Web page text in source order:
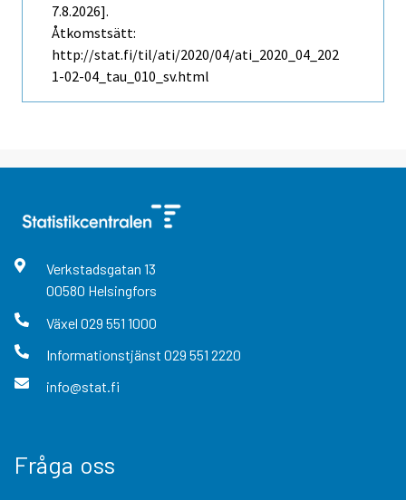
7.8.2026].
Åtkomstsätt:
http://stat.fi/til/ati/2020/04/ati_2020_04_202
1-02-04_tau_010_sv.html
Verkstadsgatan 13
00580 Helsingfors
Växel 029 551 1000
Informationstjänst 029 551 2220
info@stat.fi
Fråga oss